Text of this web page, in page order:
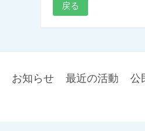
戻る
お知らせ 最近の活動 公